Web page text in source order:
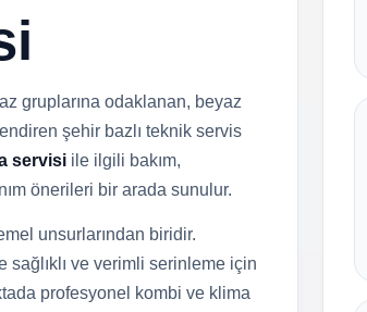
gruplarına odaklanan, beyaz
şehir bazlı teknik servis
servisi ile ilgili bakım,
önerileri bir arada sunulur.
unsurlarından biridir.
sağlıklı ve verimli serinleme için
profesyonel kombi ve klima